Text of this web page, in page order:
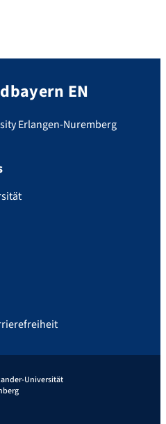
EN
Erlangen-Nuremberg
Universität